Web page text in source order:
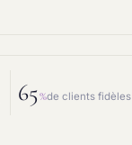
65%de clients fidèles